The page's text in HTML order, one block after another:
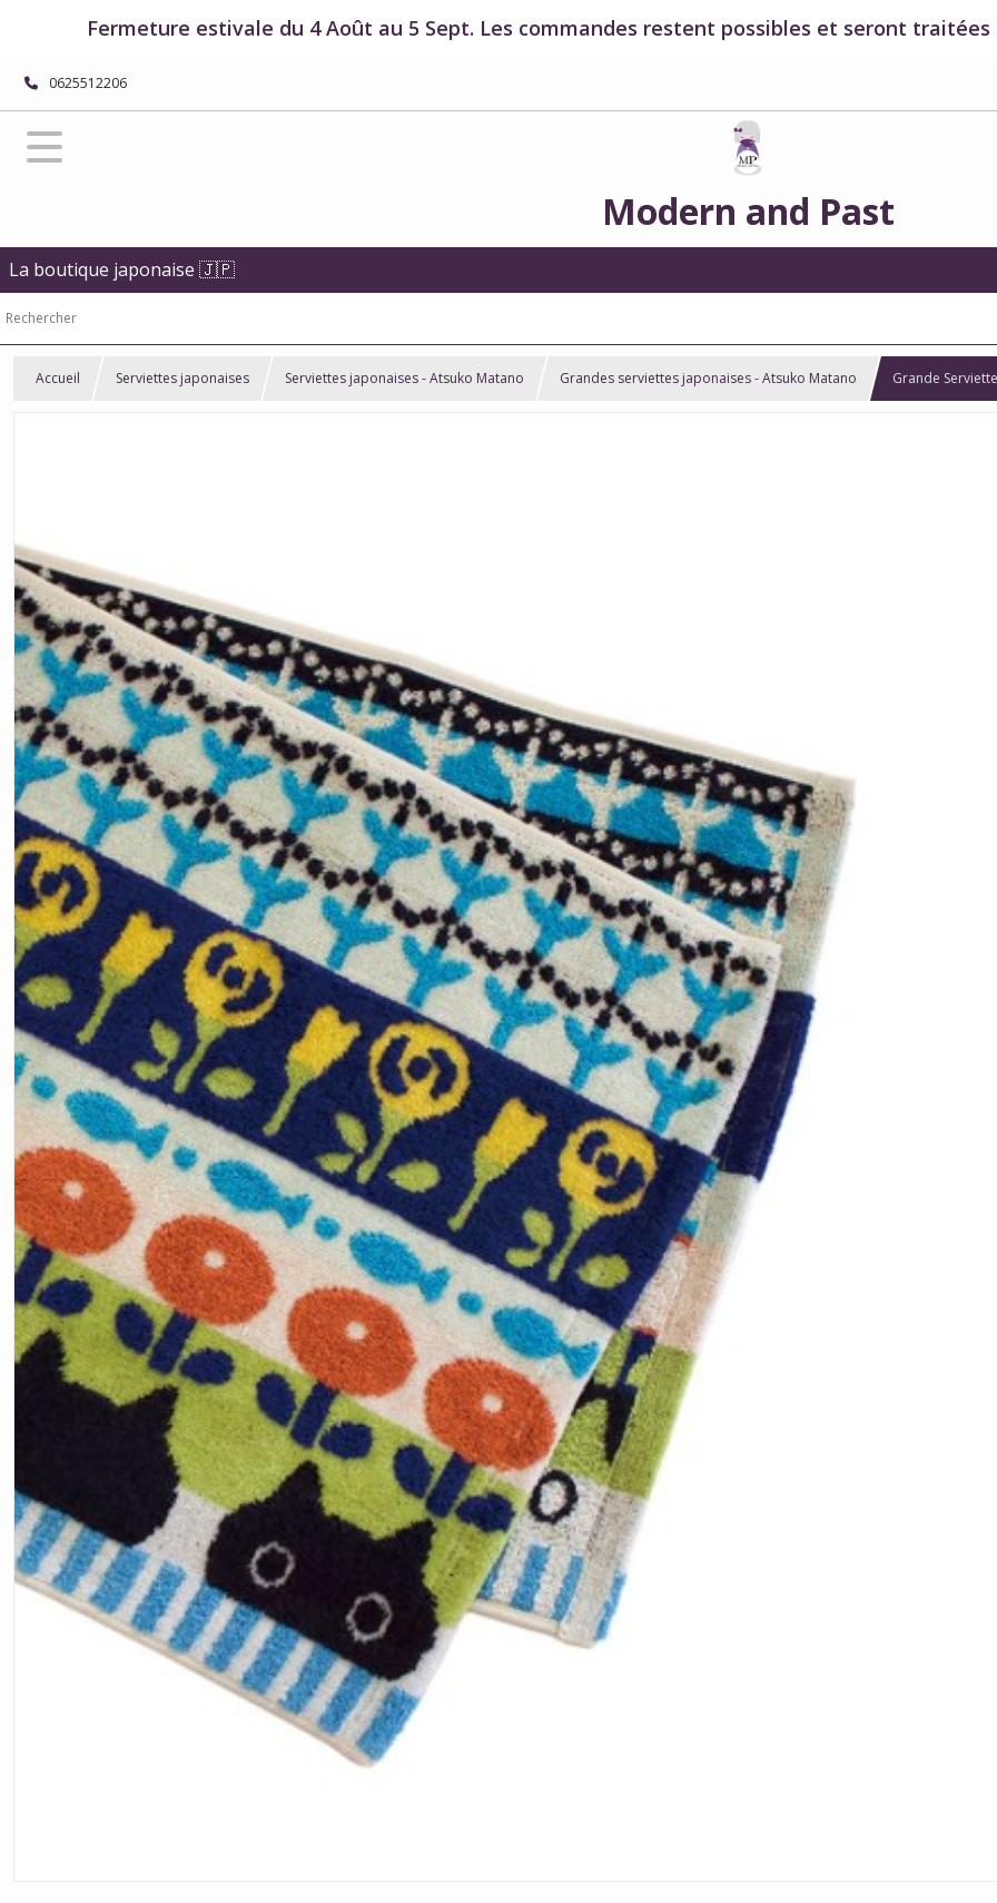
Fermeture estivale du 4 Août au 5 Sept. Les commandes restent possibles et seront
0625512206
Modern and Past
La boutique japonaise 🇯🇵
Accueil Serviettes japonaises Serviettes japonaises - Atsuko Matano Grandes serviettes japonaises - Atsuko Matano Grande